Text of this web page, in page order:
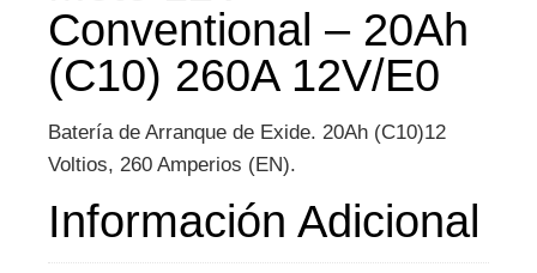
Conventional – 20Ah
(C10) 260A 12V/E0
Batería de Arranque de Exide. 20Ah (C10)12
Voltios, 260 Amperios (EN).
Información Adicional